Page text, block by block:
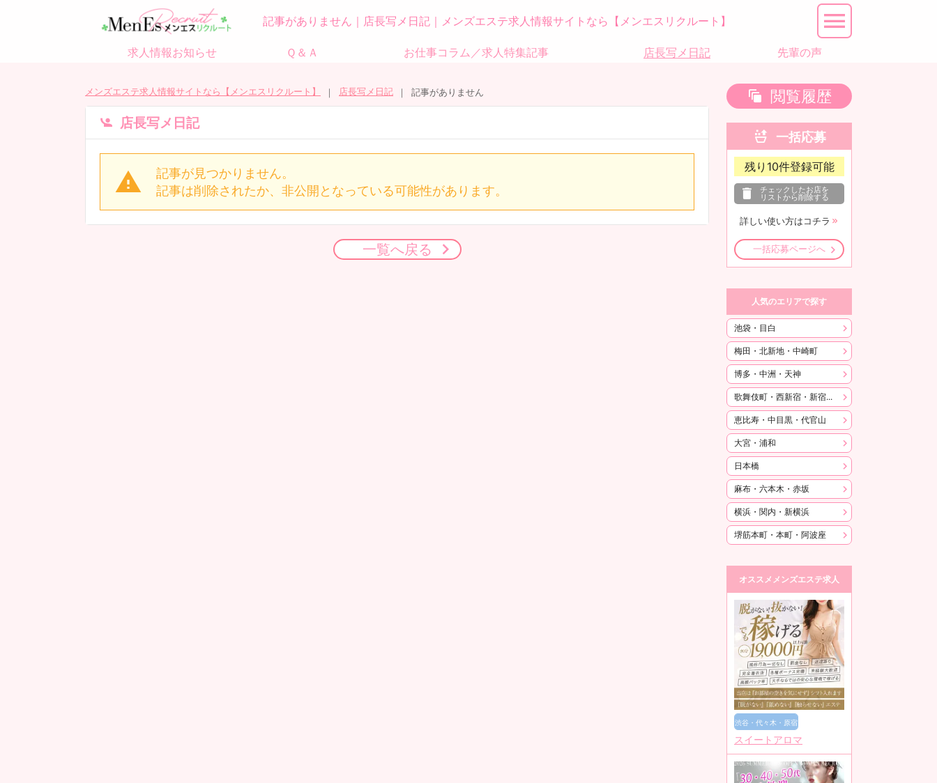
記事がありません｜店長写メ日記｜メンズエステ求人情報サイトなら【メンエスリクルート】
求人情報お知らせ Ｑ＆Ａ お仕事コラム／求人特集記事 店長写メ日記 先輩の声
メンズエステ求人情報サイトなら【メンエスリクルート】 店長写メ日記 記事がありません
店長写メ日記
記事が見つかりません。
記事は削除されたか、非公開となっている可能性があります。
一覧へ戻る
閲覧履歴
一括応募
残り 10件登録可能
チェックしたお店を
リストから削除する
詳しい使い方はコチラ
一括応募ページへ
人気のエリアで探す
池袋・目白
梅田・北新地・中崎町
博多・中洲・天神
歌舞伎町・西新宿・新宿御苑
恵比寿・中目黒・代官山
大宮・浦和
日本橋
麻布・六本木・赤坂
横浜・関内・新横浜
堺筋本町・本町・阿波座
オススメメンズエステ求人
渋谷・代々木・原宿
スイートアロマ